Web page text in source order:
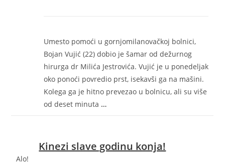
Umesto pomoći u gornjomilanovačkoj bolnici,
Bojan Vujić (22) dobio je šamar od dežurnog
hirurga dr Milića Jestrovića. Vujić je u ponedeljak
oko ponoći povredio prst, isekavši ga na mašini.
Kolega ga je hitno prevezao u bolnicu, ali su više
od deset minuta …
Alo!
Kinezi slave godinu konja!